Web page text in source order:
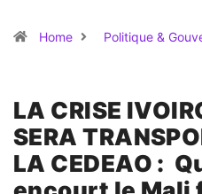
Home Politique &
LA CRISE
SERA
LA CEDEAO :